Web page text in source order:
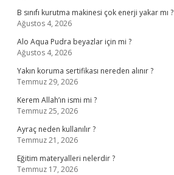
B sınıfı kurutma makinesi çok enerji yakar mı ?
Ağustos 4, 2026
Alo Aqua Pudra beyazlar için mi ?
Ağustos 4, 2026
Yakın koruma sertifikası nereden alınır ?
Temmuz 29, 2026
Kerem Allah’ın ismi mi ?
Temmuz 25, 2026
Ayraç neden kullanılır ?
Temmuz 21, 2026
Eğitim materyalleri nelerdir ?
Temmuz 17, 2026